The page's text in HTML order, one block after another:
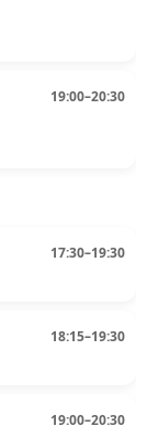
19:00–20:30
17:30–19:30
18:15–19:30
19:00–20:30